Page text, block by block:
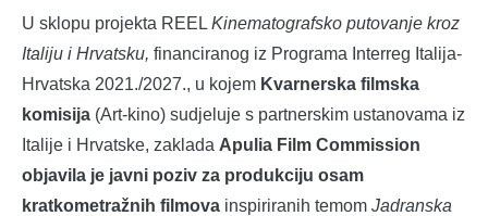
U sklopu projekta REEL Kinematografsko putovanje kroz
Italiju i Hrvatsku, financiranog iz Programa Interreg Italija-
Hrvatska 2021./2027., u kojem Kvarnerska filmska
komisija (Art-kino) sudjeluje s partnerskim ustanovama iz
Italije i Hrvatske, zaklada Apulia Film Commission
objavila je javni poziv za produkciju osam
kratkometražnih filmova inspiriranih temom Jadranska